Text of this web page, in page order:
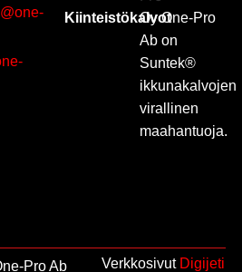
KiinteistökalvotOy One-Pro
Ab on
Suntek®
ikkunakalvojen
virallinen
maahantuoja.
Pro Ab
Verkkosivut Digijeti